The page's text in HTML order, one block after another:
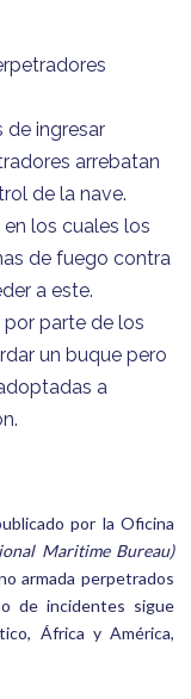
ingresar
arrebatan
de la nave.
los cuales los
de fuego contra
a este.
parte de los
un buque pero
a
por la Oficina
Maritime Bureau)
armada perpetrados
de incidentes sigue
África y América,